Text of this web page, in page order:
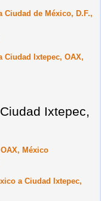
Ciudad de México, D.F.,
Ciudad Ixtepec, OAX,
Ixtepec,
México
a Ciudad Ixtepec,